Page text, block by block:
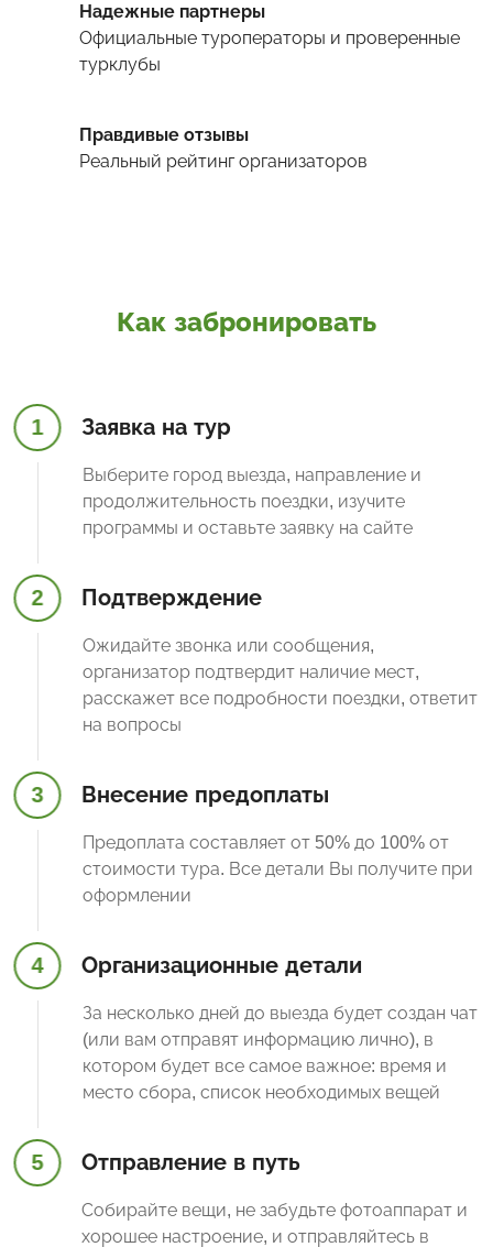
Надежные партнеры
Официальные туроператоры и проверенные
турклубы
Правдивые отзывы
Реальный рейтинг организаторов
Как забронировать
1 Заявка на тур
Выберите город выезда, направление и
продолжительность поездки, изучите
программы и оставьте заявку на сайте
2 Подтверждение
Ожидайте звонка или сообщения,
организатор подтвердит наличие мест,
расскажет все подробности поездки, ответит
на вопросы
3 Внесение предоплаты
Предоплата составляет от 50% до 100% от
стоимости тура. Все детали Вы получите при
оформлении
4 Организационные детали
За несколько дней до выезда будет создан чат
(или вам отправят информацию лично), в
котором будет все самое важное: время и
место сбора, список необходимых вещей
5 Отправление в путь
Собирайте вещи, не забудьте фотоаппарат и
хорошее настроение, и отправляйтесь в